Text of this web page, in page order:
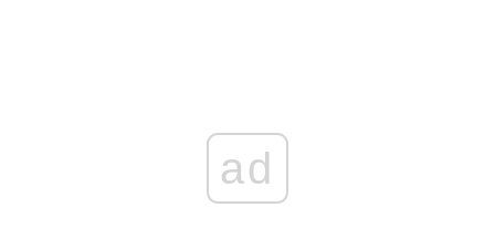
ad